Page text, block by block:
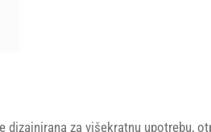
dizajnirana za višekratnu upotrebu,